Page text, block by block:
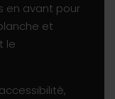
en avant pour
et
le